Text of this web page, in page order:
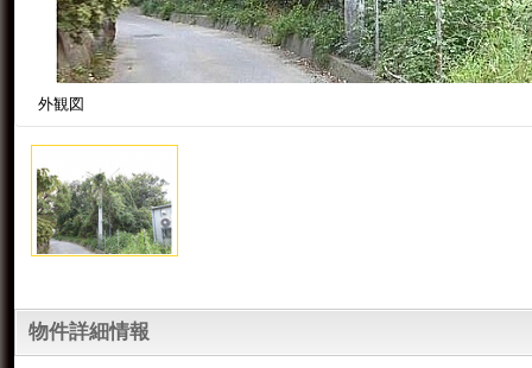
外観図
物件詳細情報